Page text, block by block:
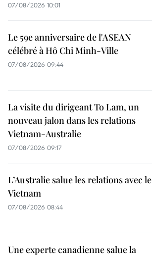
07/08/2026 10:01
Le 59e anniversaire de l'ASEAN
célébré à Hô Chi Minh-Ville
07/08/2026 09:44
La visite du dirigeant To Lam, un
nouveau jalon dans les relations
Vietnam-Australie
07/08/2026 09:17
L’Australie salue les relations avec le
Vietnam
07/08/2026 08:44
Une experte canadienne salue la